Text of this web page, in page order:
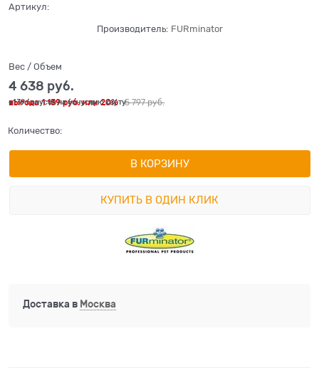
Артикул:
Производитель: FURminator
Вес / Объем
5 797 руб.
4 638 руб.
выгода1 159 руб.или20%
+139 бонусов на бонусную карту
Количество:
В КОРЗИНУ
КУПИТЬ В ОДИН КЛИК
Доставка в Москва